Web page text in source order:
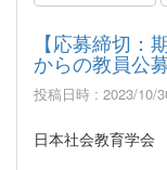
【応募締切：
からの教員公
投稿日時 : 2023/10/
日本社会教育学